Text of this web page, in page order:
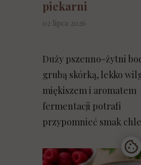
piekarni
02 lipca 2026
Duży pszenno-żytni
grubą skórką, lekko
miękiszem i aromatem
fermentacji potrafi
przypomnieć smak